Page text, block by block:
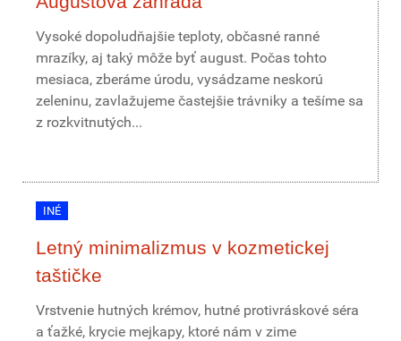
Vysoké dopoludňajšie teploty, občasné ranné
mrazíky, aj taký môže byť august. Počas tohto
mesiaca, zberáme úrodu, vysádzame neskorú
zeleninu, zavlažujeme častejšie trávniky a tešíme sa
z rozkvitnutých...
INÉ
Letný minimalizmus v kozmetickej
taštičke
Vrstvenie hutných krémov, hutné protivráskové séra
a ťažké, krycie mejkapy, ktoré nám v zime